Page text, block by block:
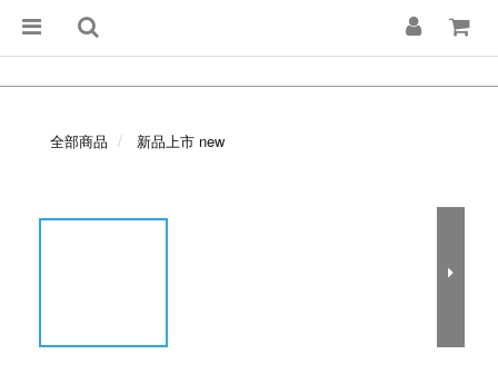
全部商品 新品上市 new